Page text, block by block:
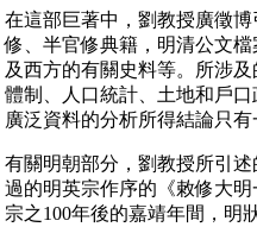
在這部巨著中，劉教授廣徵
修、半官修典籍，明清公文
及西方的有關史料等。所涉
體制、人口統計、土地和戶
廣泛資料的分析所得結論只
有關明朝部分，劉教授所引
過的明英宗作序的《敕修大
宗之100年後的嘉靖年間，明